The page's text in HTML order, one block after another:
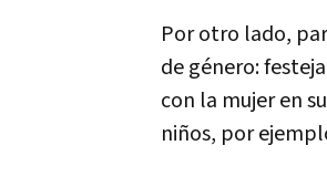
Por otro lado,
de género:
con la mujer en
niños, por